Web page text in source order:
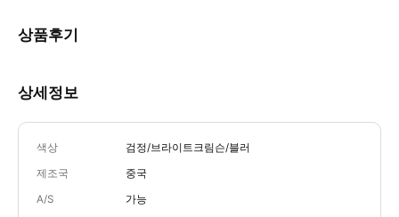
상품후기
상세정보
색상 검정/브라이트크림슨/블러
제조국 중국
A/S 가능